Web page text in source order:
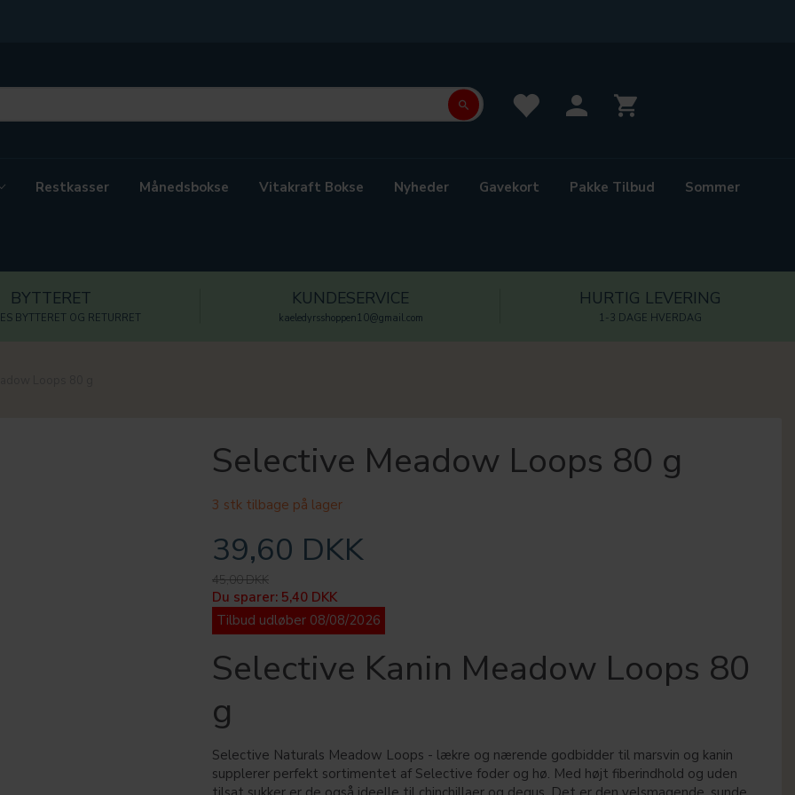
Restkasser Månedsbokse Vitakraft Bokse Nyheder Gavekort Pakke Tilbud Sommer
BYTTERET
BYTTERET OG RETURRET
KUNDESERVICE
kaeledyrsshoppen10@gmail.com
HURTIG LEVERING
1-3 DAGE HVERDAG
Selective Meadow Loops 80 g
3 stk tilbage på lager
39,60 DKK
45,00 DKK
Du sparer: 5,40 DKK
Tilbud udløber 08/08/2026
Selective Kanin Meadow Loops 80
g
Selective Naturals Meadow Loops - lækre og nærende godbidder til marsvin og kanin
supplerer perfekt sortimentet af Selective foder og hø. Med højt fiberindhold og uden